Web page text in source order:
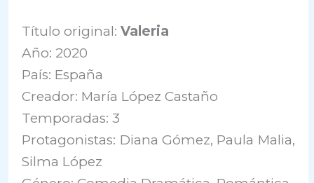
Título original:Valeria
Año: 2020
País: España
Creador: María López Castaño
Temporadas: 3
Protagonistas: Diana Gómez, Paula Malia,
Silma López